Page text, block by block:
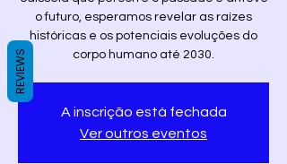
o futuro, esperamos revelar as raízes
históricas e os potenciais evoluções do
corpo humano até 2030.
A inscrição está fechada
Ver outros eventos
REVIEWS